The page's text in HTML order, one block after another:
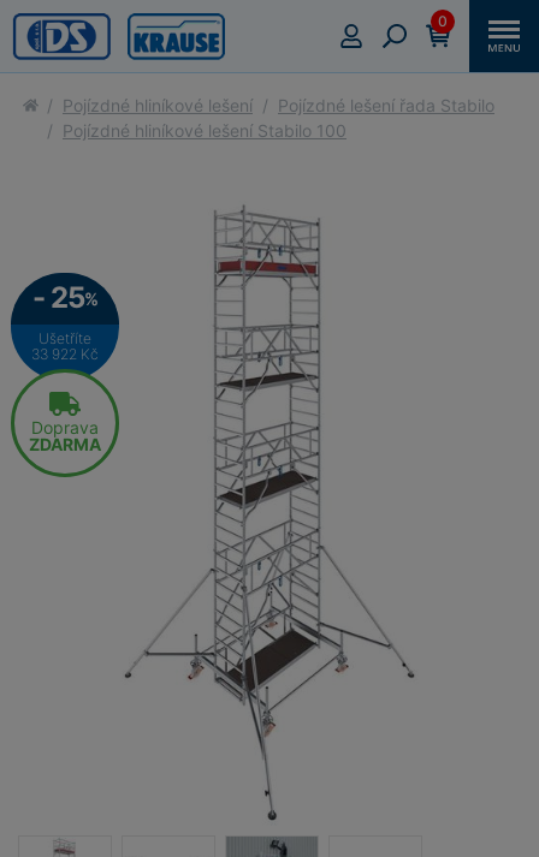
0
Pojízdné hliníkové lešení
Pojízdné lešení řada Stabilo
Pojízdné hliníkové lešení Stabilo 100
- 25%
Ušetříte
33 922 Kč
Doprava
ZDARMA